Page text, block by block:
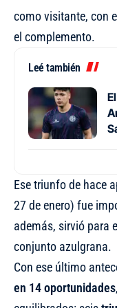
como visitante, con
el complemento.
Leé también
Ese triunfo de hace
27 de enero) fue
además, sirvió para
conjunto azulgrana.
Con ese último
en 14 oportunidades